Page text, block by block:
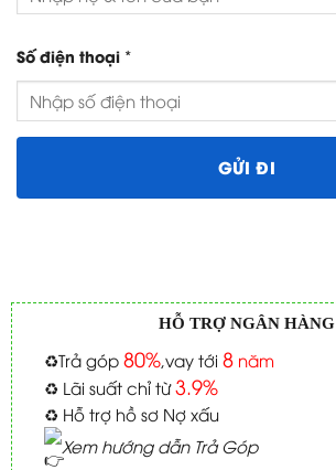
Số điện thoại *
HỖ TRỢ NGÂN HÀNG
♻️Trả góp 80%,vay tới 8năm
♻️ Lãi suất chỉ từ3.9%
♻️ Hỗ trợ hồ sơ Nợ xấu
Xem hướng dẫn Trả Góp